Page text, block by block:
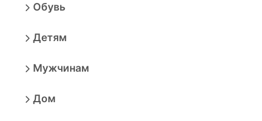
Обувь
Детям
Мужчинам
Дом